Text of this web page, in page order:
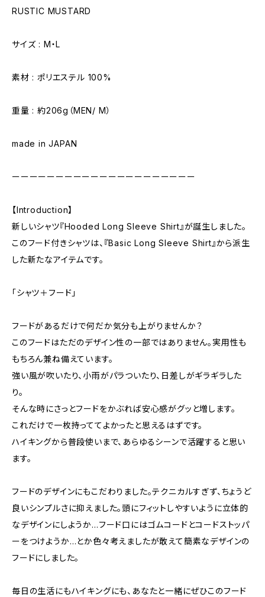
RUSTIC MUSTARD
サイズ : M・L
素材 : ポリエステル 100%
重量 : 約206g（MEN/ M）
made in JAPAN
ーーーーーーーーーーーーーーーーーーーーー
【Introduction】
新しいシャツ『Hooded Long Sleeve Shirt』が誕生しました。
このフード付きシャツは、『Basic Long Sleeve Shirt』から派生
した新たなアイテムです。
「シャツ＋フード」
フードがあるだけで何だか気分も上がりませんか？
このフードはただのデザイン性の一部ではありません。実用性も
もちろん兼ね備えています。
強い風が吹いたり、小雨がパラついたり、日差しがギラギラした
り。
そんな時にさっとフードをかぶれば安心感がグッと増します。
これだけで一枚持っててよかったと思えるはずです。
ハイキングから普段使いまで、あらゆるシーンで活躍すると思い
ます。
フードのデザインにもこだわりました。テクニカルすぎず、ちょうど
良いシンプルさに抑えました。頭にフィットしやすいように立体的
なデザインにしようか…フード口にはゴムコードとコードストッパ
ーをつけようか…とか色々考えましたが敢えて簡素なデザインの
フードにしました。
毎日の生活にもハイキングにも、あなたと一緒にぜひこのフード